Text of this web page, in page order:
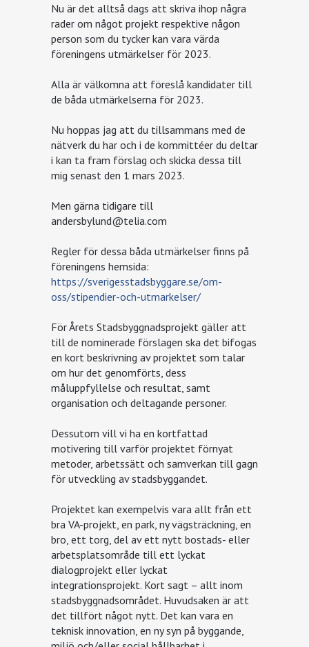
Nu är det alltså dags att skriva ihop några
rader om något projekt respektive någon
person som du tycker kan vara värda
föreningens utmärkelser för 2023.
Alla är välkomna att föreslå kandidater till
de båda utmärkelserna för 2023.
Nu hoppas jag att du tillsammans med de
nätverk du har och i de kommittéer du deltar
i kan ta fram förslag och skicka dessa till
mig senast den 1 mars 2023.
Men gärna tidigare till
andersbylund@telia.com
Regler för dessa båda utmärkelser finns på
föreningens hemsida:
https://sverigesstadsbyggare.se/om-
oss/stipendier-och-utmarkelser/
För Årets Stadsbyggnadsprojekt gäller att
till de nominerade förslagen ska det bifogas
en kort beskrivning av projektet som talar
om hur det genomförts, dess
måluppfyllelse och resultat, samt
organisation och deltagande personer.
Dessutom vill vi ha en kortfattad
motivering till varför projektet förnyat
metoder, arbetssätt och samverkan till gagn
för utveckling av stadsbyggandet.
Projektet kan exempelvis vara allt från ett
bra VA-projekt, en park, ny vägsträckning, en
bro, ett torg, del av ett nytt bostads- eller
arbetsplatsområde till ett lyckat
dialogprojekt eller lyckat
integrationsprojekt. Kort sagt – allt inom
stadsbyggnadsområdet. Huvudsaken är att
det tillfört något nytt. Det kan vara en
teknisk innovation, en ny syn på byggande,